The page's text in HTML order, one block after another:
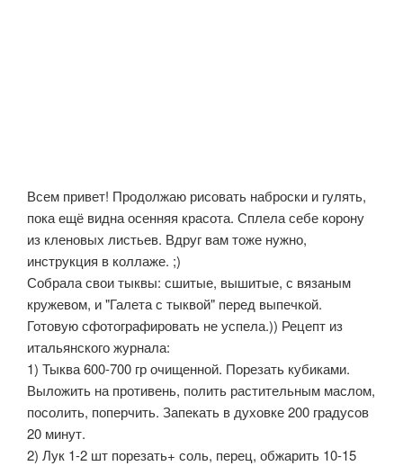
Всем привет! Продолжаю рисовать наброски и гулять,
пока ещё видна осенняя красота. Сплела себе корону
из кленовых листьев. Вдруг вам тоже нужно,
инструкция в коллаже. ;)
Собрала свои тыквы: сшитые, вышитые, с вязаным
кружевом, и "Галета с тыквой" перед выпечкой.
Готовую сфотографировать не успела.)) Рецепт из
итальянского журнала:
1) Тыква 600-700 гр очищенной. Порезать кубиками.
Выложить на противень, полить растительным маслом,
посолить, поперчить. Запекать в духовке 200 градусов
20 минут.
2) Лук 1-2 шт порезать+ соль, перец, обжарить 10-15